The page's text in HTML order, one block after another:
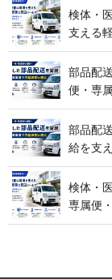
検体・
支える
部品配
便 ・ 専
部品配
給 を 支
検体・
専属便